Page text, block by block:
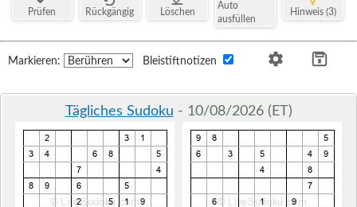
Prüfen Rückgängig Löschen
Auto
ausfüllen
Hinweis (3)
Markieren: Bleistiftnotizen
Tägliches Sudoku - 10/08/2026 (ET)